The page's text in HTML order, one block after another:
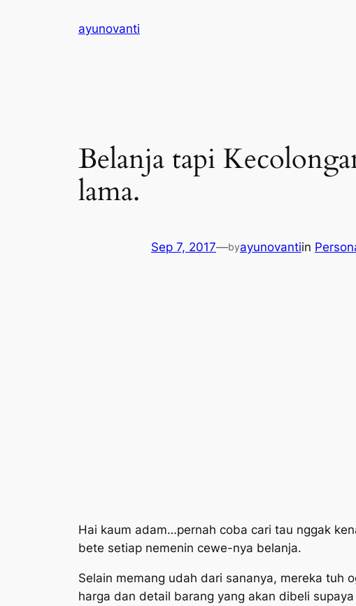
ayunovanti
Belanja tapi
lama.
Sep 7, 2017—byayunovantiin
Hai kaum adam…pernah coba cari tau nggak
bete setiap nemenin cewe-nya belanja.
Selain memang udah dari sananya, mereka tuh
harga dan detail barang yang akan dibeli